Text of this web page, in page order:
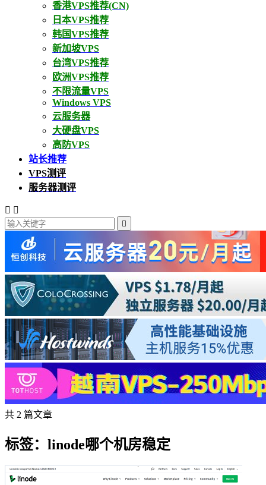
香港VPS推荐(CN)
日本VPS推荐
韩国VPS推荐
新加坡VPS
台湾VPS推荐
欧洲VPS推荐
不限流量VPS
Windows VPS
云服务器
大硬盘VPS
高防VPS
站长推荐
VPS测评
服务器测评
 

共 2 篇文章
标签：linode哪个机房稳定